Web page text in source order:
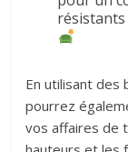
résistants
En utilisant des
pourrez
vos affaires de